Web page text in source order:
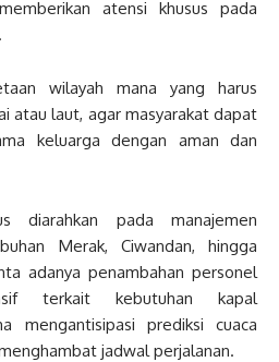
atensi khusus pada
wilayah mana yang harus
atau laut, agar masyarakat dapat
keluarga dengan aman dan
diarahkan pada manajemen
Merak, Ciwandan, hingga
adanya penambahan personel
terkait kebutuhan kapal
mengantisipasi prediksi cuaca
jadwal perjalanan.